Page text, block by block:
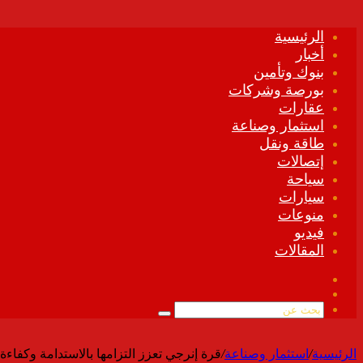
الرئيسية
أخبار
بنوك وتأمين
بورصة وشركات
عقارات
استثمار وصناعة
طاقة ونقل
إتصالات
سياحة
سيارات
منوعات
فيديو
المقالات
الموقع
بحث
الرئيسية/ استثمار وصناعة/قرة إنرجي تعزز التزامها بالاستدامة